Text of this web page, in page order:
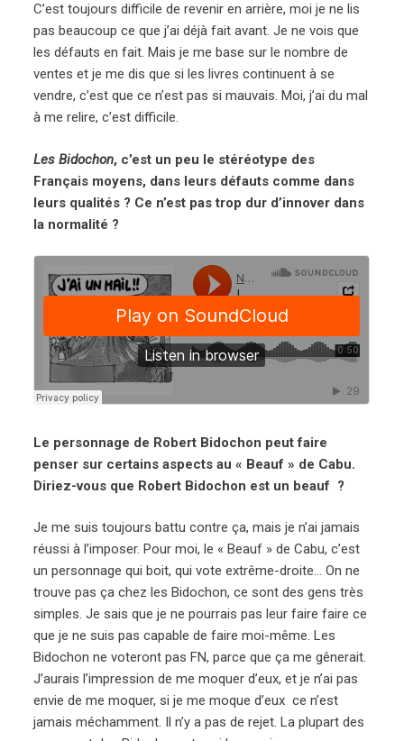
C’est toujours difficile de revenir en arrière, moi je ne lis
pas beaucoup ce que j’ai déjà fait avant. Je ne vois que
les défauts en fait. Mais je me base sur le nombre de
ventes et je me dis que si les livres continuent à se
vendre, c’est que ce n’est pas si mauvais. Moi, j’ai du mal
à me relire, c’est difficile.
Les Bidochon, c’est un peu le stéréotype des
Français moyens, dans leurs défauts comme dans
leurs qualités ? Ce n’est pas trop dur d’innover dans
la normalité ?
Le personnage de Robert Bidochon peut faire
penser sur certains aspects au « Beauf » de Cabu.
Diriez-vous que Robert Bidochon est un beauf ?
Je me suis toujours battu contre ça, mais je n’ai jamais
réussi à l’imposer. Pour moi, le « Beauf » de Cabu, c’est
un personnage qui boit, qui vote extrême-droite… On ne
trouve pas ça chez les Bidochon, ce sont des gens très
simples. Je sais que je ne pourrais pas leur faire faire ce
que je ne suis pas capable de faire moi-même. Les
Bidochon ne voteront pas FN, parce que ça me gênerait.
J’aurais l’impression de me moquer d’eux, et je n’ai pas
envie de me moquer, si je me moque d’eux ce n’est
jamais méchamment. Il n’y a pas de rejet. La plupart des